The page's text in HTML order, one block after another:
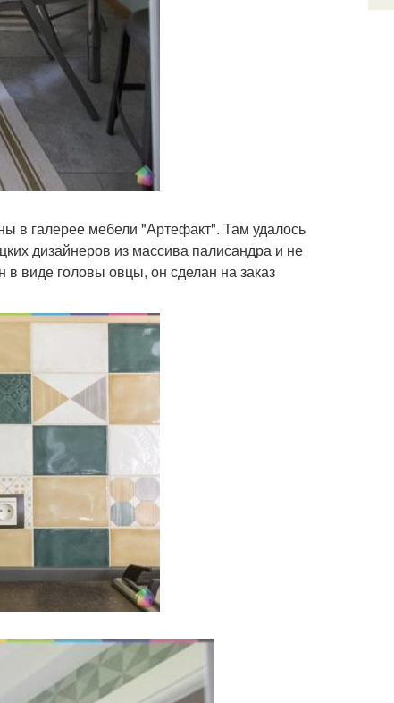
в галерее мебели "Артефакт". Там удалось
дизайнеров из массива палисандра и не
виде головы овцы, он сделан на заказ